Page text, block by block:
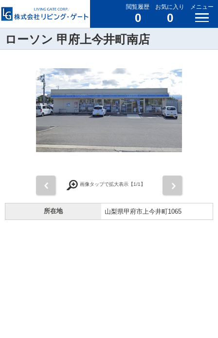
閲覧履歴
0
お気に入り
0
メニュー
ローソン 甲府上今井町南店
画像タップで拡大表示【1/1】
所在地 山梨県甲府市上今井町1065